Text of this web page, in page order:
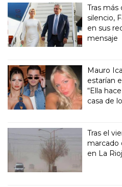
Tras
silencio,
en sus
mensaje
Mauro
estarían
“Ella
casa de
Tras el
marcado
en La